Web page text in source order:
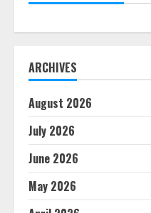
ARCHIVES
August 2026
July 2026
June 2026
May 2026